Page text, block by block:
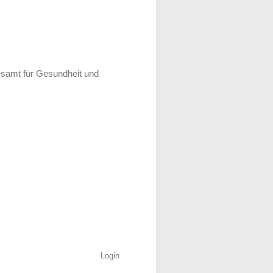
für Gesundheit und
Login